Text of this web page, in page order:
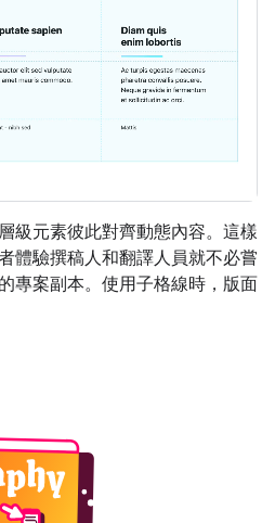
級元素彼此對齊動態內容。這樣
體驗撰稿人和翻譯人員就不必嘗
專案副本。使用子格線時，版面